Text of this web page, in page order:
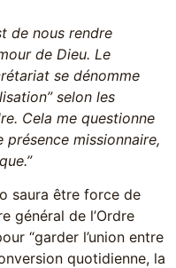
de nous rendre
de Dieu. Le
se dénomme
selon les
Cela me questionne
missionnaire,
saura être force de
général de l’Ordre
“garder l’union entre
quotidienne, la